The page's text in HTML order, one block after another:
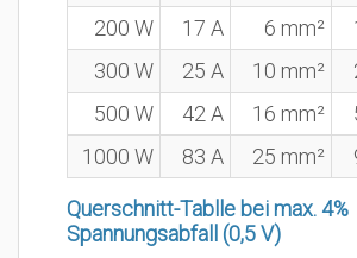
200 W
17 A 6 mm²
300 W
25 A 10 mm²
500 W
42 A 16 mm²
1000 W
83 A 25 mm²
Querschnitt-Tablle bei max. 4%
Spannungsabfall (0,5 V)